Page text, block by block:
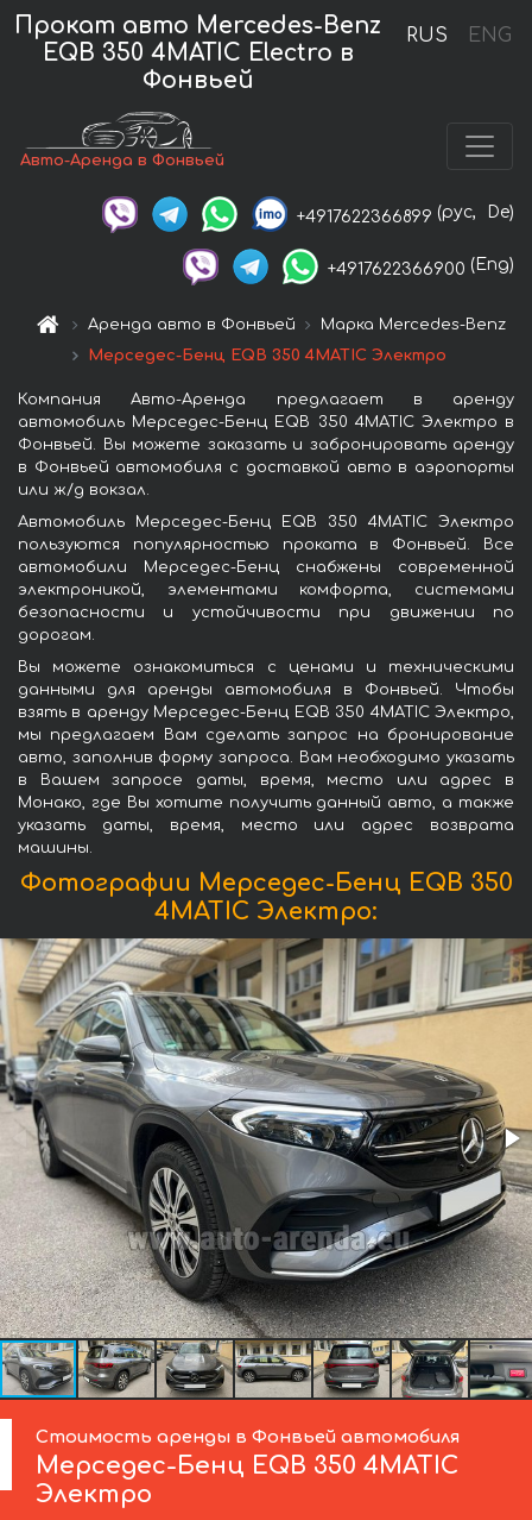
RUS ENG
Прокат авто Mercedes-Benz
EQB 350 4MATIC Electro в
Фонвьей
Авто-Аренда в Фонвьей
+4917622366899 (рус, De)
+4917622366900 (Eng)
Аренда авто в Фонвьей
Марка Mercedes-Benz
Мерседес-Бенц EQB 350 4MATIC Электро
Компания Авто-Аренда предлагает в аренду
автомобиль Мерседес-Бенц EQB 350 4MATIC Электро в
Фонвьей. Вы можете заказать и забронировать аренду
в Фонвьей автомобиля с доставкой авто в аэропорты
или ж/д вокзал.
Автомобиль Мерседес-Бенц EQB 350 4MATIC Электро
пользуются популярностью проката в Фонвьей. Все
автомобили Мерседес-Бенц снабжены современной
электроникой, элементами комфорта, системами
безопасности и устойчивости при движении по
дорогам.
Вы можете ознакомиться с ценами и техническими
данными для аренды автомобиля в Фонвьей. Чтобы
взять в аренду Мерседес-Бенц EQB 350 4MATIC Электро,
мы предлагаем Вам сделать запрос на бронирование
авто, заполнив форму запроса. Вам необходимо указать
в Вашем запросе даты, время, место или адрес в
Монако, где Вы хотите получить данный авто, а также
указать даты, время, место или адрес возврата
машины.
Фотографии Мерседес-Бенц EQB 350
4MATIC Электро:
Стоимость аренды в Фонвьей автомобиля
Мерседес-Бенц EQB 350 4MATIC
Электро